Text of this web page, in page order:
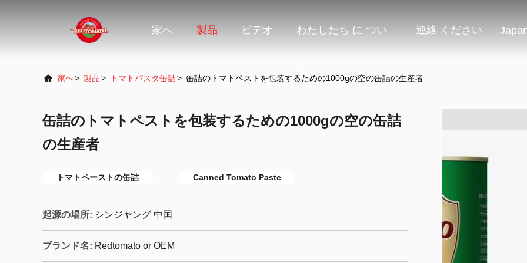
家へ 製品 ビデオ わたしたち に つい 連絡 ください
家へ> 製品> トマトパスタ缶詰> 缶詰のトマトペストを包装するための1000gの空の缶詰の生産者
缶詰のトマトペストを包装するための1000gの空の缶詰
の生産者
トマトペーストの缶詰 Canned Tomato Paste
起源の場所: シンジヤング 中国
ブランド名: Redtomato or OEM